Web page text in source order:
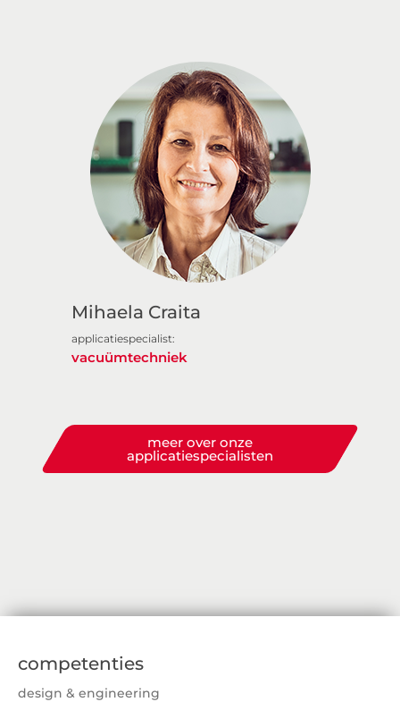
Mihaela Craita
applicatiespecialist:
vacuümtechniek
meer over onze
applicatiespecialisten
competenties
design & engineering